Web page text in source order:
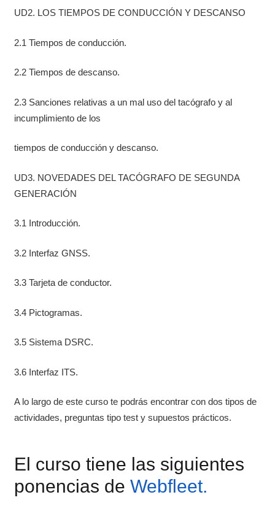
UD2. LOS TIEMPOS DE CONDUCCIÓN Y DESCANSO
2.1 Tiempos de conducción.
2.2 Tiempos de descanso.
2.3 Sanciones relativas a un mal uso del tacógrafo y al
incumplimiento de los
tiempos de conducción y descanso.
UD3. NOVEDADES DEL TACÓGRAFO DE SEGUNDA
GENERACIÓN
3.1 Introducción.
3.2 Interfaz GNSS.
3.3 Tarjeta de conductor.
3.4 Pictogramas.
3.5 Sistema DSRC.
3.6 Interfaz ITS.
A lo largo de este curso te podrás encontrar con dos tipos de
actividades, preguntas tipo test y supuestos prácticos.
El curso tiene las siguientes
ponencias de Webfleet.